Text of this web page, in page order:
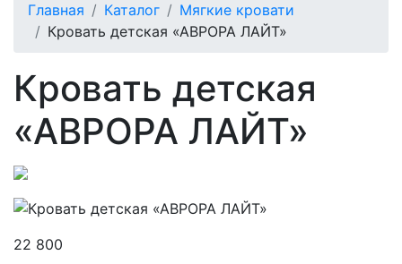
Главная Каталог
Мягкие кровати
Кровать детская «АВРОРА ЛАЙТ»
Кровать детская
«АВРОРА ЛАЙТ»
22 800